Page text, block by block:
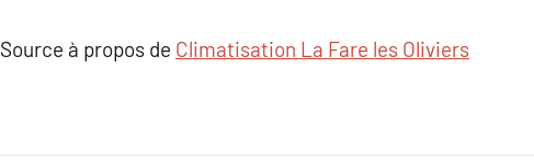
Source à propos de Climatisation La Fare les Oliviers